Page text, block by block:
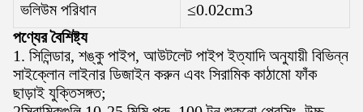
ভলিউম পরিধান
≤0.02cm3
পণ্যের বৈশিষ্ট্য
1. সিলিন্ডার, শঙ্কু পাইপ, আউটলেট পাইপ ইত্যাদি অনুযায়ী বিভিন্ন
সাইক্লোন লাইনার ডিজাইন করুন এবং সিরামিক কাঠামো ফাঁক
ছাড়াই যুক্তিসঙ্গত;